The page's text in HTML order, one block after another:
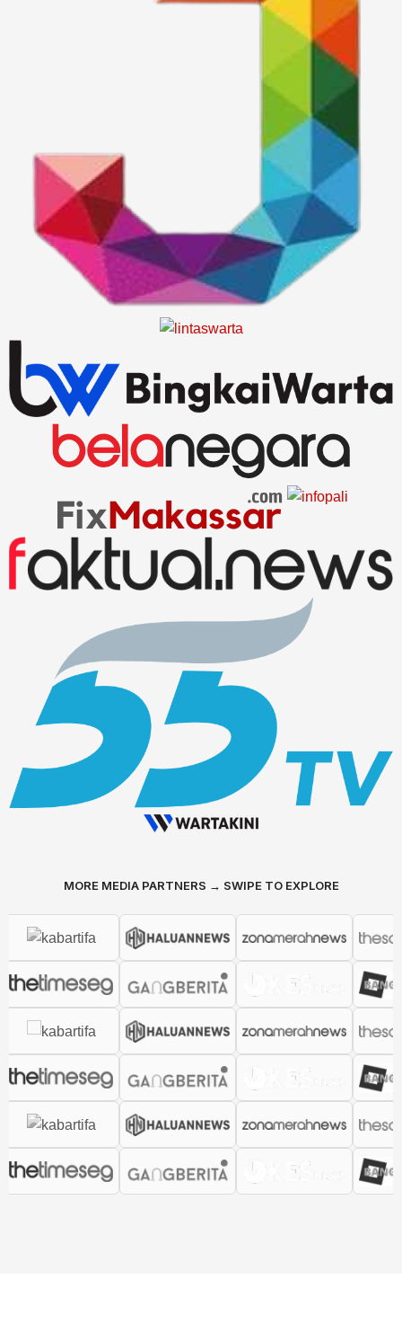
MORE MEDIA PARTNERS → SWIPE TO EXPLORE